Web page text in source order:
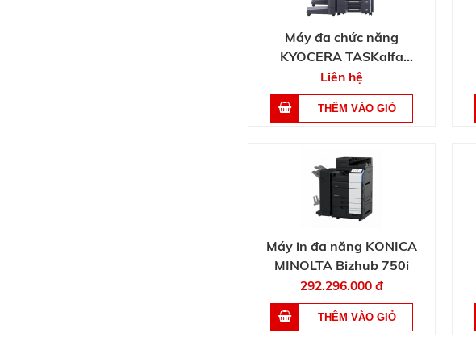
Máy đa chức năng
KYOCERA TASKalfa
MZ3200i
Liên hệ
Máy in đa năng KONICA
MINOLTA Bizhub 750i
292.296.000 đ